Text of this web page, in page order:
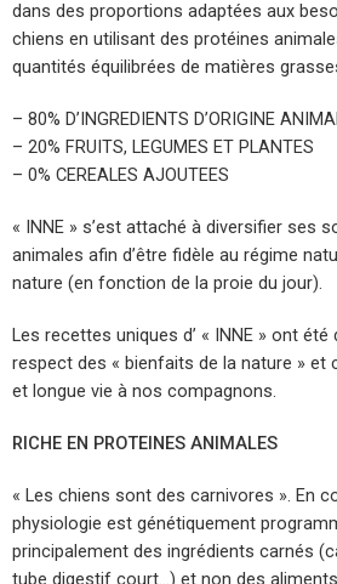
dans des proportions adaptées aux
chiens en utilisant des protéines
quantités équilibrées de matières
– 80% D’INGREDIENTS D’ORIGINE
– 20% FRUITS, LEGUMES ET PLANTES
– 0% CEREALES AJOUTEES
« INNE » s’est attaché à diversifier ses
animales afin d’être fidèle au régime
nature (en fonction de la proie du jour).
Les recettes uniques d’ « INNE » ont
respect des « bienfaits de la nature » et
et longue vie à nos compagnons.
RICHE EN PROTEINES ANIMALES
« Les chiens sont des carnivores ». En
physiologie est génétiquement
principalement des ingrédients carnés
tube digestif court…) et non des